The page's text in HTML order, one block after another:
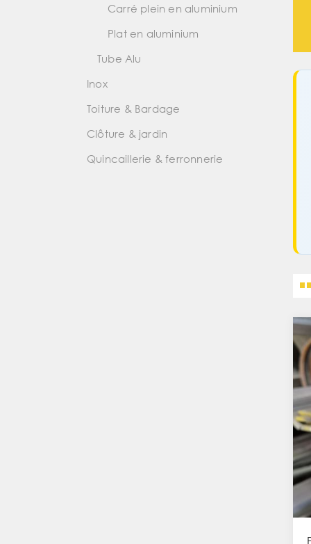
Carré plein en aluminium
Plat en aluminium
Tube Alu
Inox
Toiture & Bardage
Clôture & jardin
Quincaillerie & ferronnerie